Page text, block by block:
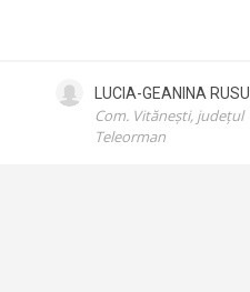
LUCIA-GEANINA RUSU
Com. Vitănești, județul
Teleorman